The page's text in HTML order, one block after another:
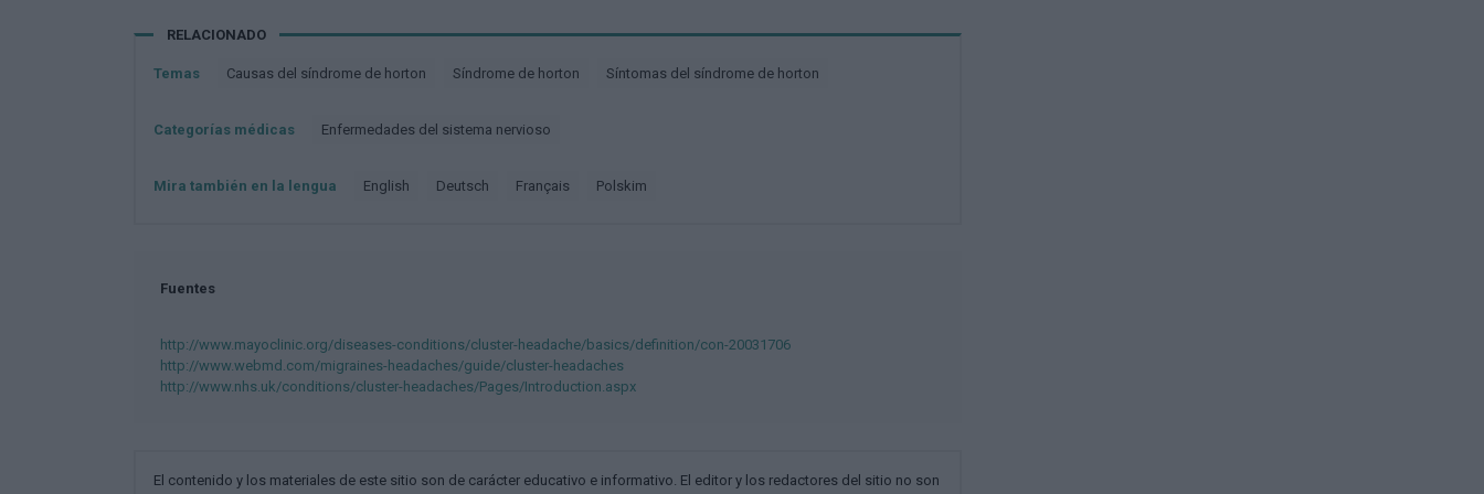
RELACIONADO
Temas Causas del síndrome de horton Síndrome de horton Síntomas del síndrome de horton
Categorías médicas Enfermedades del sistema nervioso
Mira también en la lengua english deutsch français polskim
Fuentes
http://www.mayoclinic.org/diseases-conditions/cluster-headache/basics/definition/con-20031706
http://www.webmd.com/migraines-headaches/guide/cluster-headaches
http://www.nhs.uk/conditions/cluster-headaches/Pages/Introduction.aspx
El contenido y los materiales de este sitio son de carácter educativo e informativo. El editor y los redactores del sitio no son